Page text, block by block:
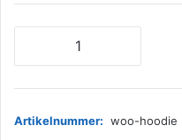
Artikelnummer: woo-hoodie